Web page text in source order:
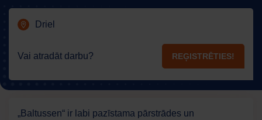
Driel
Vai atradāt darbu? REĢISTRĒTIES!
„Baltussen“ ir labi pazīstama pārstrādes un